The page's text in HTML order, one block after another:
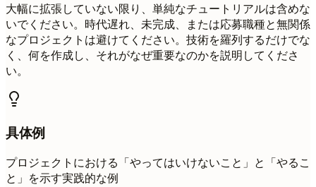
大幅に拡張していない限り、単純なチュートリアルは含めな
いでください。時代遅れ、未完成、または応募職種と無関係
なプロジェクトは避けてください。技術を羅列するだけでな
く、何を作成し、それがなぜ重要なのかを説明してくださ
い。
具体例
プロジェクトにおける「やってはいけないこと」と「やるこ
と」を示す実践的な例